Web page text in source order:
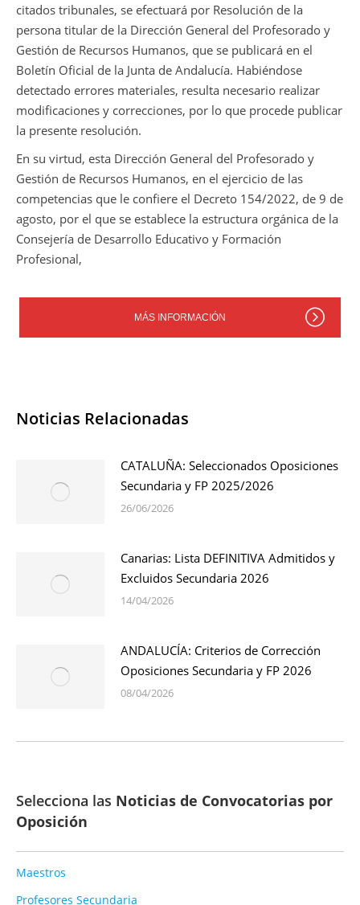
citados tribunales, se efectuará por Resolución de la
persona titular de la Dirección General del Profesorado y
Gestión de Recursos Humanos, que se publicará en el
Boletín Oficial de la Junta de Andalucía. Habiéndose
detectado errores materiales, resulta necesario realizar
modificaciones y correcciones, por lo que procede publicar
la presente resolución.
En su virtud, esta Dirección General del Profesorado y
Gestión de Recursos Humanos, en el ejercicio de las
competencias que le confiere el Decreto 154/2022, de 9 de
agosto, por el que se establece la estructura orgánica de la
Consejería de Desarrollo Educativo y Formación
Profesional,
MÁS INFORMACIÓN
Noticias Relacionadas
CATALUÑA: Seleccionados Oposiciones
Secundaria y FP 2025/2026
26/06/2026
Canarias: Lista DEFINITIVA Admitidos y
Excluidos Secundaria 2026
14/04/2026
ANDALUCÍA: Criterios de Corrección
Oposiciones Secundaria y FP 2026
08/04/2026
Selecciona las Noticias de Convocatorias por
Oposición
Maestros
Profesores Secundaria